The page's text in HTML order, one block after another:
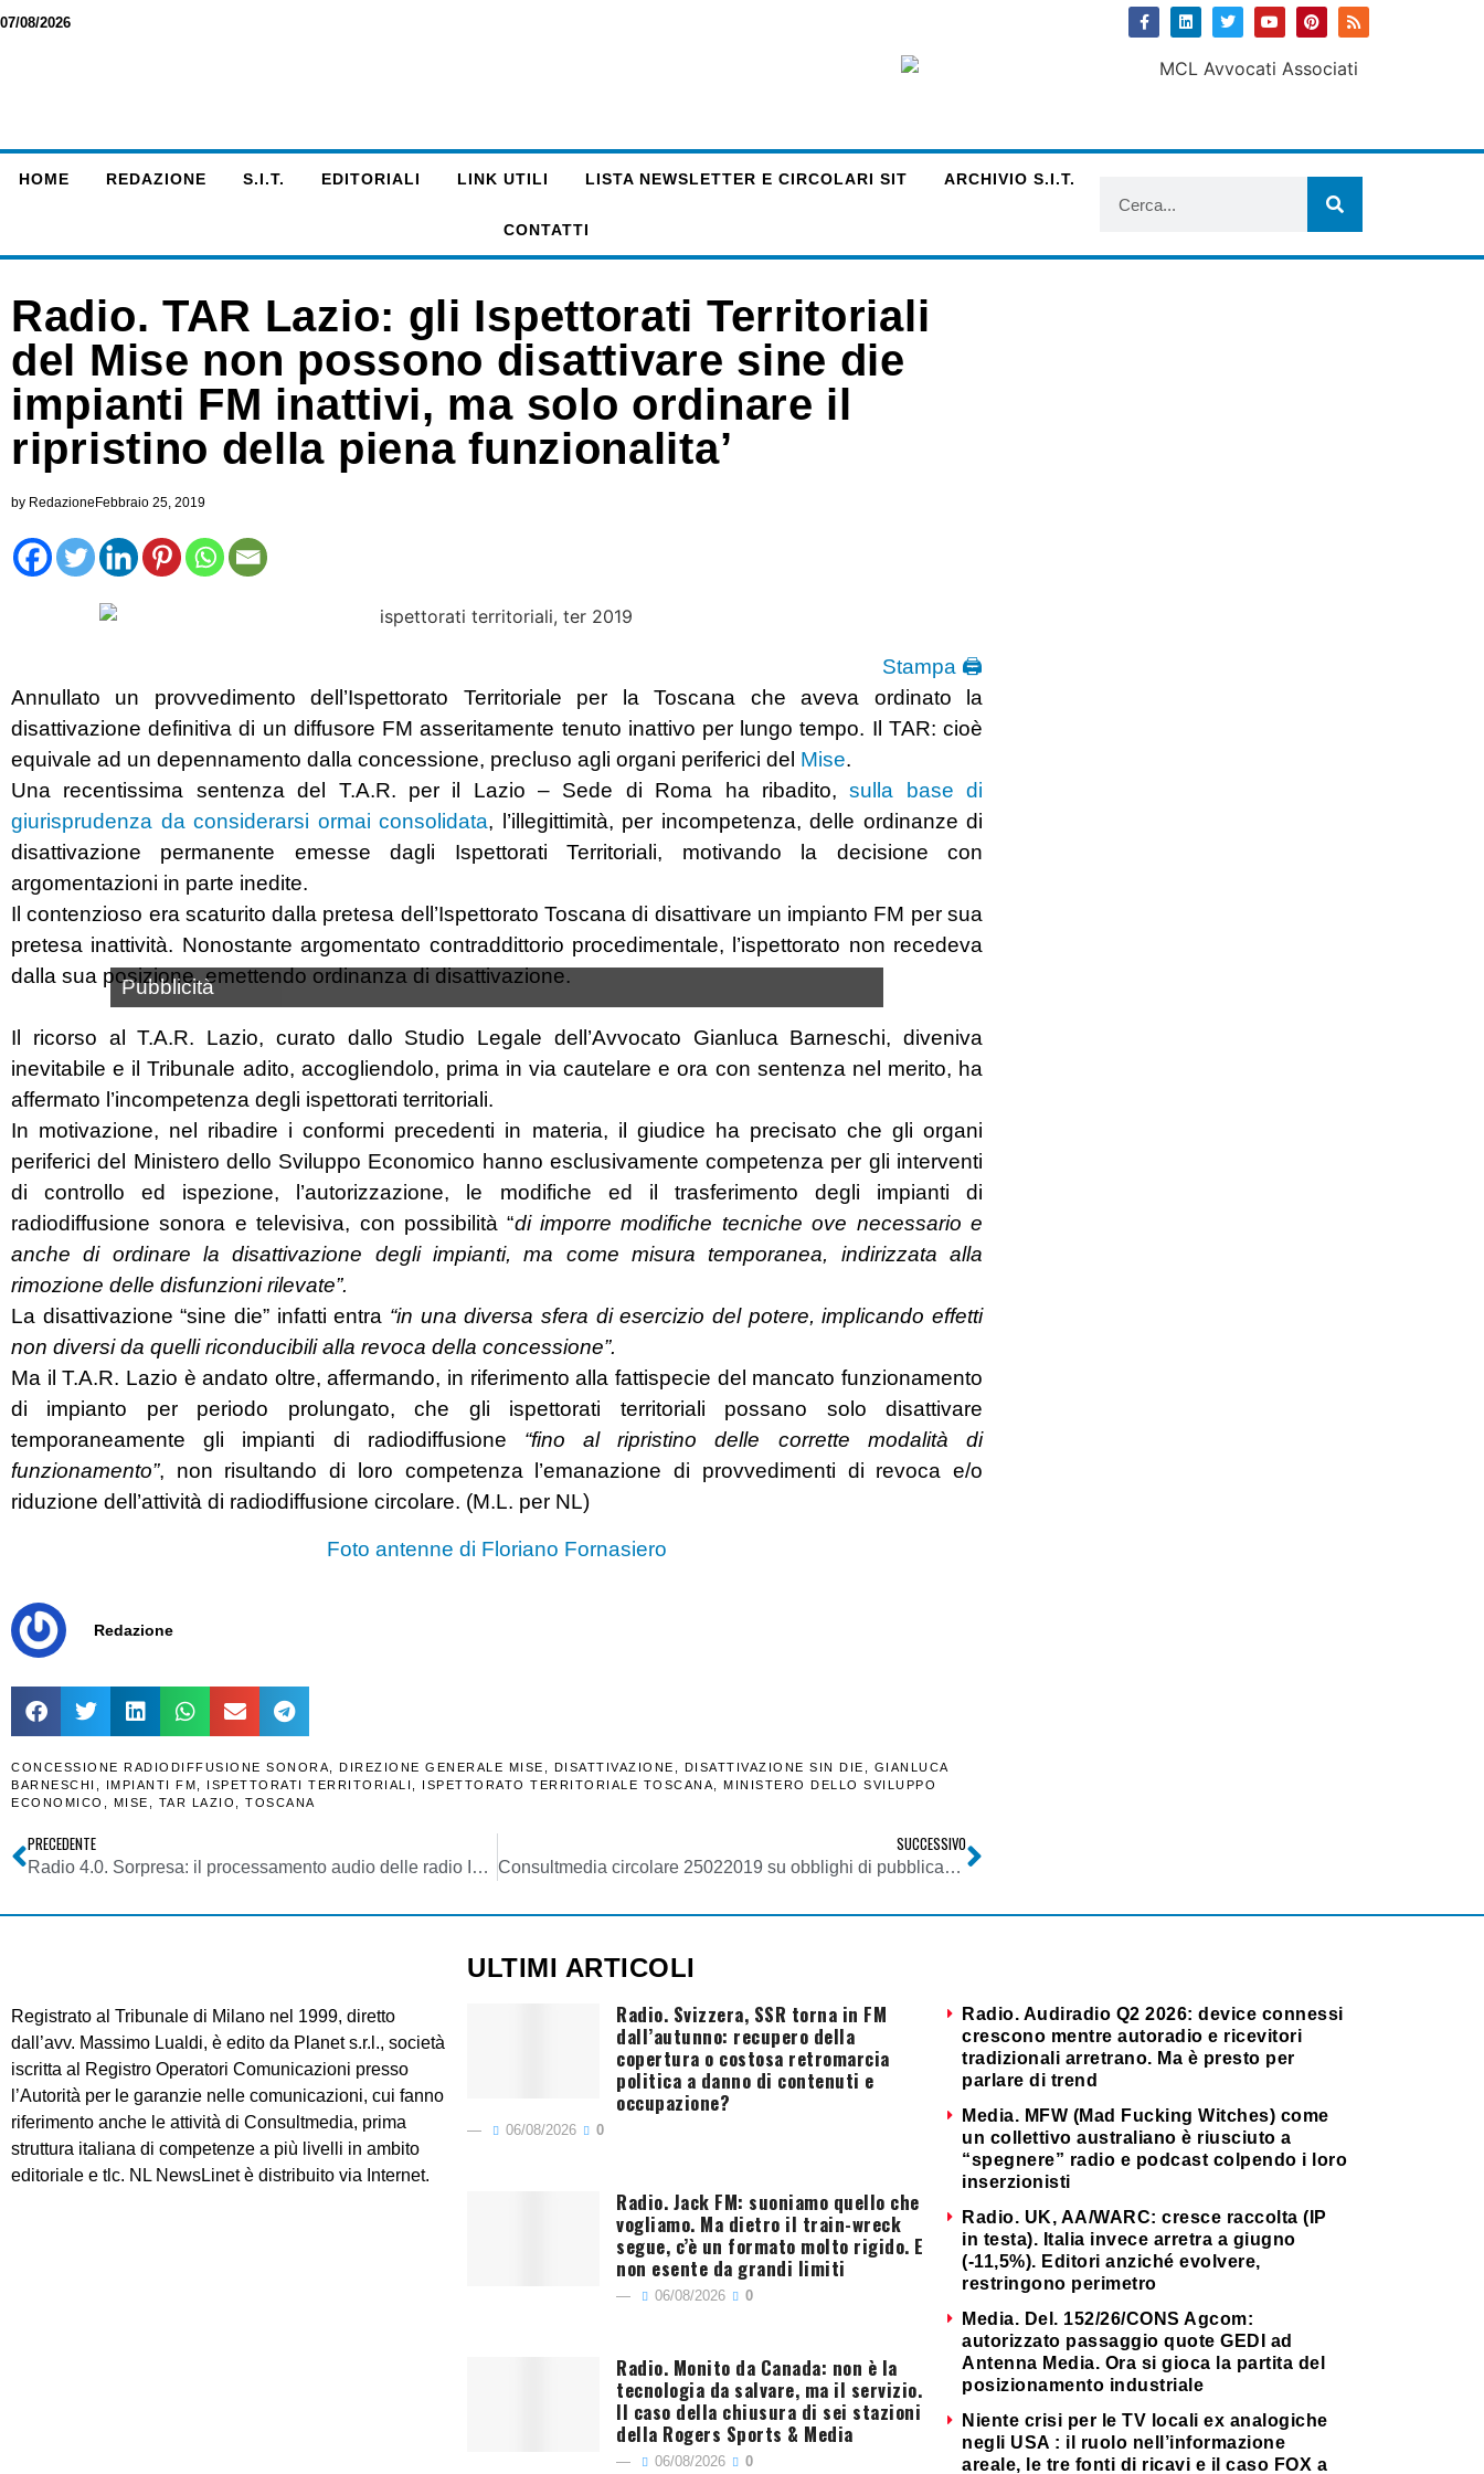
07/08/2026
HOME REDAZIONE S.I.T. EDITORIALI LINK UTILI LISTA NEWSLETTER E CIRCOLARI SIT ARCHIVIO S.I.T.
CONTATTI
Radio. TAR Lazio: gli Ispettorati Territoriali
del Mise non possono disattivare sine die
impianti FM inattivi, ma solo ordinare il
ripristino della piena funzionalita’
by Redazione Febbraio 25, 2019
Stampa 🖨
Annullato un provvedimento dell’Ispettorato Territoriale per la Toscana che aveva ordinato la
disattivazione definitiva di un diffusore FM asseritamente tenuto inattivo per lungo tempo. Il TAR: cioè
equivale ad un depennamento dalla concessione, precluso agli organi periferici del Mise.
Una recentissima sentenza del T.A.R. per il Lazio – Sede di Roma ha ribadito,sulla base di
giurisprudenza da considerarsi ormai consolidata, l’illegittimità, per incompetenza, delle ordinanze di
disattivazione permanente emesse dagli Ispettorati Territoriali, motivando la decisione con
argomentazioni in parte inedite.
Il contenzioso era scaturito dalla pretesa dell’Ispettorato Toscana di disattivare un impianto FM per sua
pretesa inattività. Nonostante argomentato contraddittorio procedimentale, l’ispettorato non recedeva
dalla sua posizione, emettendo ordinanza di disattivazione.
Pubblicità
Il ricorso al T.A.R. Lazio, curato dallo Studio Legale dell’Avvocato Gianluca Barneschi, diveniva
inevitabile e il Tribunale adito, accogliendolo, prima in via cautelare e ora con sentenza nel merito, ha
affermato l’incompetenza degli ispettorati territoriali.
In motivazione, nel ribadire i conformi precedenti in materia, il giudice ha precisato che gli organi
periferici del Ministero dello Sviluppo Economico hanno esclusivamente competenza per gli interventi
di controllo ed ispezione, l’autorizzazione, le modifiche ed il trasferimento degli impianti di
radiodiffusione sonora e televisiva, con possibilità “di imporre modifiche tecniche ove necessario e
anche di ordinare la disattivazione degli impianti, ma come misura temporanea, indirizzata alla
rimozione delle disfunzioni rilevate”.
La disattivazione “sine die” infatti entra “in una diversa sfera di esercizio del potere, implicando effetti
non diversi da quelli riconducibili alla revoca della concessione”.
Ma il T.A.R. Lazio è andato oltre, affermando, in riferimento alla fattispecie del mancato funzionamento
di impianto per periodo prolungato, che gli ispettorati territoriali possano solo disattivare
temporaneamente gli impianti di radiodiffusione “fino al ripristino delle corrette modalità di
funzionamento”, non risultando di loro competenza l’emanazione di provvedimenti di revoca e/o
riduzione dell’attività di radiodiffusione circolare. (M.L. per NL)
Foto antenne di Floriano Fornasiero
Redazione
CONCESSIONE RADIODIFFUSIONE SONORA DIREZIONE GENERALE MISE DISATTIVAZIONE DISATTIVAZIONE SIN DIE
GIANLUCA
BARNESCHI
IMPIANTI FM ISPETTORATI TERRITORIALI ISPETTORATO TERRITORIALE TOSCANA
MINISTERO DELLO SVILUPPO
ECONOMICO
MISE TAR LAZIO TOSCANA
PRECEDENTE
Radio 4.0. Sorpresa: il processamento audio delle radio IP rivela sonorita’ mai sentite in FM. Per 40 anni abbiamo pensato solo a suonare piu’ forte
SUCCESSIVO
Consultmedia circolare 25022019 su obblighi di pubblicazione ex art. 1 co. 125_129 l. 124_2017
Registrato al Tribunale di Milano nel 1999, diretto
dall’avv. Massimo Lualdi, è edito da Planet s.r.l., società
iscritta al Registro Operatori Comunicazioni presso
l’Autorità per le garanzie nelle comunicazioni, cui fanno
riferimento anche le attività di Consultmedia, prima
struttura italiana di competenze a più livelli in ambito
editoriale e tlc. NL NewsLinet è distribuito via Internet.
ULTIMI ARTICOLI
Radio. Svizzera, SSR torna in FM
dall’autunno: recupero della
copertura o costosa retromarcia
politica a danno di contenuti e
occupazione?
06/08/2026 0
Radio. Jack FM: suoniamo quello che
vogliamo. Ma dietro il train-wreck
segue, c’è un formato molto rigido. E
non esente da grandi limiti
06/08/2026 0
Radio. Monito da Canada: non è la
tecnologia da salvare, ma il servizio.
Il caso della chiusura di sei stazioni
della Rogers Sports & Media
06/08/2026 0
Radio. Audiradio Q2 2026: device connessi
crescono mentre autoradio e ricevitori
tradizionali arretrano. Ma è presto per
parlare di trend
Media. MFW (Mad Fucking Witches) come
un collettivo australiano è riusciuto a
“spegnere” radio e podcast colpendo i loro
inserzionisti
Radio. UK, AA/WARC: cresce raccolta (IP
in testa). Italia invece arretra a giugno
(-11,5%). Editori anziché evolvere,
restringono perimetro
Media. Del. 152/26/CONS Agcom:
autorizzato passaggio quote GEDI ad
Antenna Media. Ora si gioca la partita del
posizionamento industriale
Niente crisi per le TV locali ex analogiche
negli USA : il ruolo nell’informazione
areale, le tre fonti di ricavi e il caso FOX a